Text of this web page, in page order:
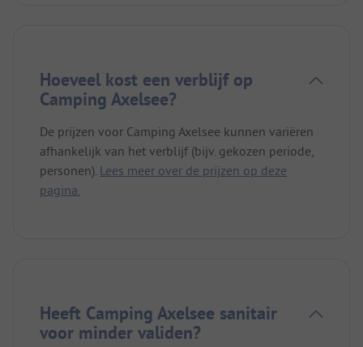
Hoeveel kost een verblijf op
Camping Axelsee?
De prijzen voor Camping Axelsee kunnen variëren
afhankelijk van het verblijf (bijv. gekozen periode,
personen). Lees meer over de prijzen op deze
pagina.
Heeft Camping Axelsee sanitair
voor minder validen?